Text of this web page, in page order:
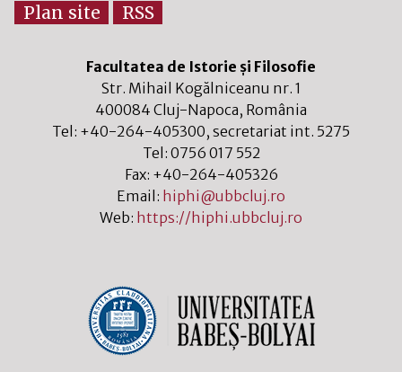
Plan site
RSS
Facultatea de Istorie și Filosofie
Str. Mihail Kogălniceanu nr. 1
400084 Cluj-Napoca, România
Tel: +40-264-405300, secretariat int. 5275
Tel: 0756 017 552
Fax: +40-264-405326
Email: hiphi@ubbcluj.ro
Web: https://hiphi.ubbcluj.ro